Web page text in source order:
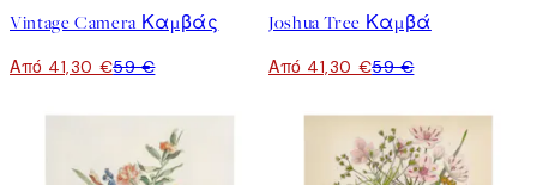
Vintage Camera Καμβάς
Από 41,30 €59 €
Joshua Tree Καμβά
Από 41,30 €59 €